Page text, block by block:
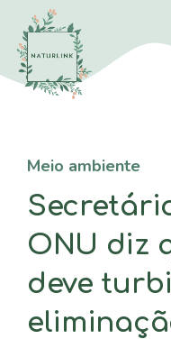
Saltar
para
conteúdo
Meio ambiente
ONU diz
deve